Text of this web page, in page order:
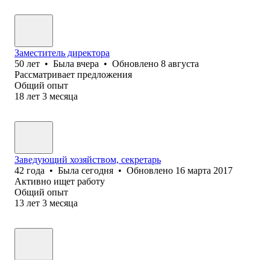
Заместитель директора
50 лет • Была вчера • Обновлено 8 августа
Рассматривает предложения
Общий опыт
18 лет 3 месяца
Заведующий хозяйством, секретарь
42 года • Была сегодня • Обновлено 16 марта 2017
Активно ищет работу
Общий опыт
13 лет 3 месяца